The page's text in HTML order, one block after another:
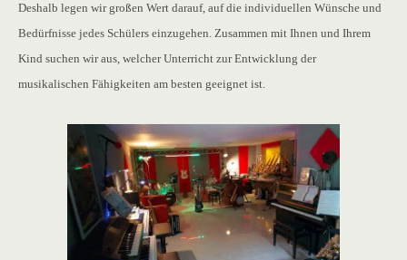
Deshalb legen wir großen Wert darauf, auf die individuellen Wünsche und
Bedürfnisse jedes Schülers einzugehen. Zusammen mit Ihnen und Ihrem
Kind suchen wir aus, welcher Unterricht zur Entwicklung der
musikalischen Fähigkeiten am besten geeignet ist.